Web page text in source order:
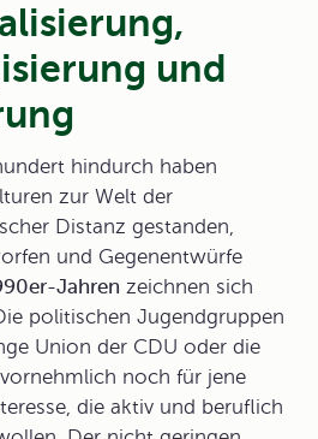
und
hindurch haben
zur Welt der
Distanz gestanden,
und Gegenentwürfe
Jahren zeichnen sich
politischen Jugendgruppen
Union der CDU oder die
noch für jene
die aktiv und beruflich